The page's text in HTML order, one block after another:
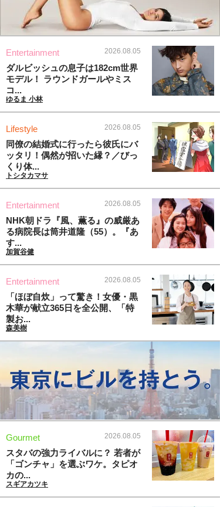
Entertainment 2026.08.05
ダルビッシュの息子は182cm世界
モデル！ ラウンドガールやミス
コ...
ゆるま 小林
Lifestyle 2026.08.05
同僚の結婚式に行ったら彼氏にバ
ッタリ！偶然が招いた縁？／びっ
くり体...
トシタカマサ
Entertainment 2026.08.05
NHK朝ドラ『風、薫る』の威厳あ
る病院長は筒井道隆（55）。『あ
す...
加賀谷健
Entertainment 2026.08.05
「ほぼ自炊」って驚き！女優・黒
木華が献立365日を全公開、「特
製お...
森美樹
Gourmet 2026.08.05
スタバの強力ライバルに？ 若者が
「ゴンチャ」を選ぶワケ。タピオ
カの...
スギアカツキ